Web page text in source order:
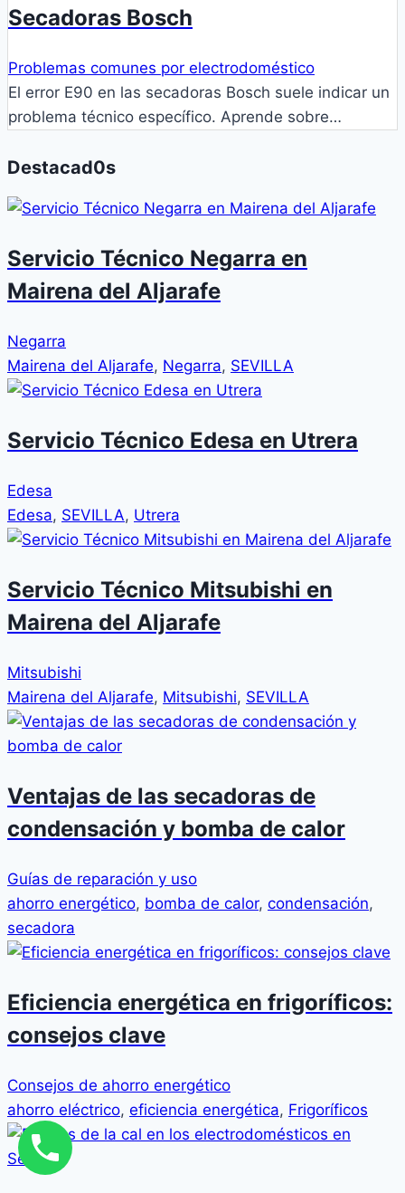
Secadoras Bosch
Problemas comunes por electrodoméstico
El error E90 en las secadoras Bosch suele indicar un
problema técnico específico. Aprende sobre…
Destacad0s
Servicio Técnico Negarra en
Mairena del Aljarafe
Negarra
Mairena del Aljarafe, Negarra, SEVILLA
Servicio Técnico Edesa en Utrera
Edesa
Edesa, SEVILLA, Utrera
Servicio Técnico Mitsubishi en
Mairena del Aljarafe
Mitsubishi
Mairena del Aljarafe, Mitsubishi, SEVILLA
Ventajas de las secadoras de
condensación y bomba de calor
Guías de reparación y uso
ahorro energético, bomba de calor, condensación,
secadora
Eficiencia energética en frigoríficos:
consejos clave
Consejos de ahorro energético
ahorro eléctrico, eficiencia energética, Frigoríficos